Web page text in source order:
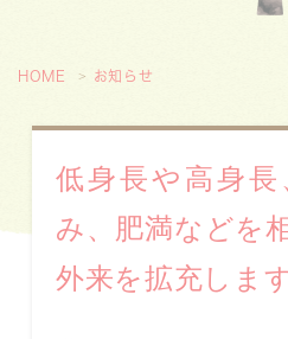
HOME お知らせ
低身長や高身長
み、肥満などを
外来を拡充します